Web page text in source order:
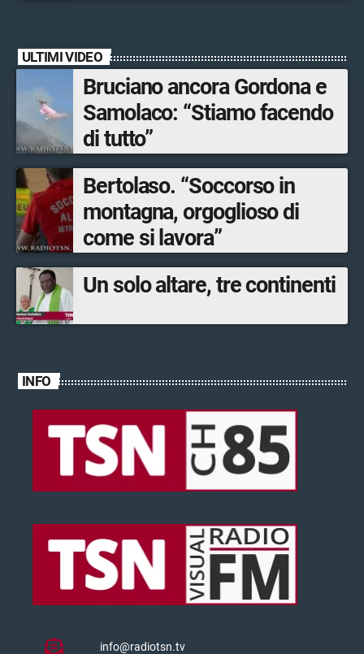
ULTIMI VIDEO
Bruciano ancora Gordona e
Samolaco: “Stiamo facendo
di tutto”
Bertolaso. “Soccorso in
montagna, orgoglioso di
come si lavora”
Un solo altare, tre continenti
INFO
info@radiotsn.tv